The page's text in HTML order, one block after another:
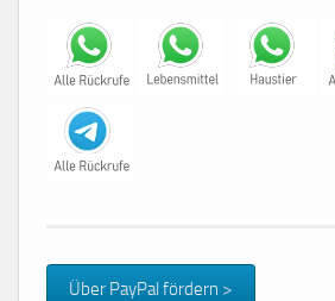
Über PayPal fördern >